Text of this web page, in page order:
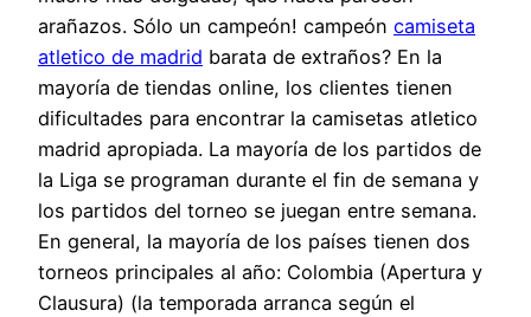
arañazos. Sólo un campeón! campeón camiseta
atletico de madrid barata de extraños? En la
mayoría de tiendas online, los clientes tienen
dificultades para encontrar la camisetas atletico
madrid apropiada. La mayoría de los partidos de
la Liga se programan durante el fin de semana y
los partidos del torneo se juegan entre semana.
En general, la mayoría de los países tienen dos
torneos principales al año: Colombia (Apertura y
Clausura) (la temporada arranca según el